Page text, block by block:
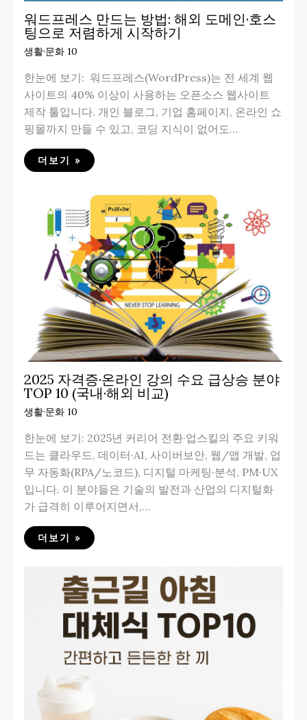
워드프레스 만드는 방법: 해외 도메인·호스
팅으로 저렴하게 시작하기
생활·문화 10
한눈에 보기: 워드프레스(WordPress)는 전 세계 웹
사이트의 40% 이상이 사용하는 오픈소스 웹사이트
제작 툴입니다. 개인 블로그, 기업 홈페이지, 온라인 쇼
핑몰까지 만들 수 있고, 코딩 지식이 없어도…
더보기 »
2025 자격증·온라인 강의 수요 급상승 분야
TOP 10 (국내·해외 비교)
생활·문화 10
한눈에 보기: 2025년 커리어 전환·업스킬의 주요 키워
드는 클라우드, 데이터·AI, 사이버보안, 웹/앱 개발, 업
무 자동화(RPA/노코드), 디지털 마케팅·분석, PM·UX
입니다. 이 분야들은 기술의 발전과 산업의 디지털화
가 급격히 이루어지면서,…
더보기 »